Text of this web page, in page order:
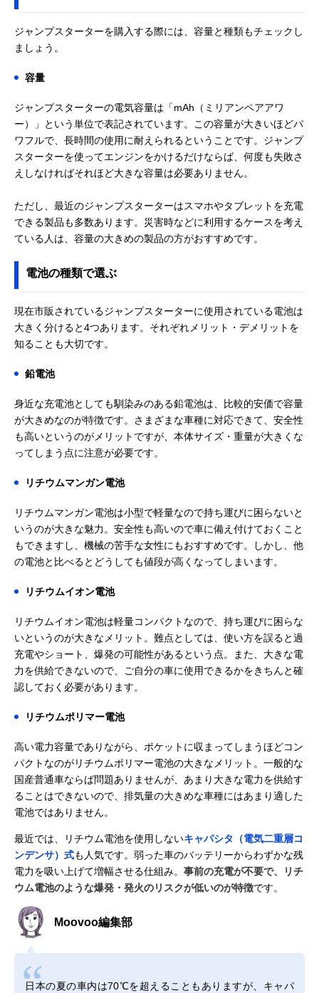
ジャンプスターターを購入する際には、容量と種類もチェックし
ましょう。
容量
ジャンプスターターの電気容量は「mAh（ミリアンペアアワ
ー）」という単位で表記されています。この容量が大きいほどパ
ワフルで、長時間の使用に耐えられるということです。ジャンプ
スターターを使ってエンジンをかけるだけならば、何度も失敗さ
えしなければそれほど大きな容量は必要ありません。
ただし、最近のジャンプスターターはスマホやタブレットを充電
できる製品も多数あります。災害時などに利用するケースを考え
ている人は、容量の大きめの製品の方がおすすめです。
電池の種類で選ぶ
現在市販されているジャンプスターターに使用されている電池は
大きく分けると4つあります。それぞれメリット・デメリットを
知ることも大切です。
鉛電池
身近な充電池としても馴染みのある鉛電池は、比較的安価で容量
が大きめなのが特徴です。さまざまな車種に対応できて、安全性
も高いというのがメリットですが、本体サイズ・重量が大きくな
ってしまう点に注意が必要です。
リチウムマンガン電池
リチウムマンガン電池は小型で軽量なので持ち運びに困らないと
いうのが大きな魅力。安全性も高いので車に備え付けておくこと
もできますし、機械の苦手な女性にもおすすめです。しかし、他
の電池と比べるとどうしても値段が高くなってしまいます。
リチウムイオン電池
リチウムイオン電池は軽量コンパクトなので、持ち運びに困らな
いというのが大きなメリット。難点としては、使い方を誤ると過
充電やショート、爆発の可能性があるという点。また、大きな電
力を供給できないので、ご自分の車に使用できるかをきちんと確
認しておく必要があります。
リチウムポリマー電池
高い電力容量でありながら、ポケットに収まってしまうほどコン
パクトなのがリチウムポリマー電池の大きなメリット。一般的な
国産普通車ならば問題ありませんが、あまり大きな電力を供給す
ることはできないので、排気量の大きめな車種にはあまり適した
電池ではありません。
最近では、リチウム電池を使用しないキャパシタ（電気二重層コ
ンデンサ）式も人気です。弱った車のバッテリーからわずかな残
電力を吸い上げて増幅させる仕組み。 事前の充電が不要で、リチ
ウム電池のような爆発・発火のリスクが低いのが特徴です。
Moovoo編集部
日本の夏の車内は70℃を超えることもありますが、キャパ